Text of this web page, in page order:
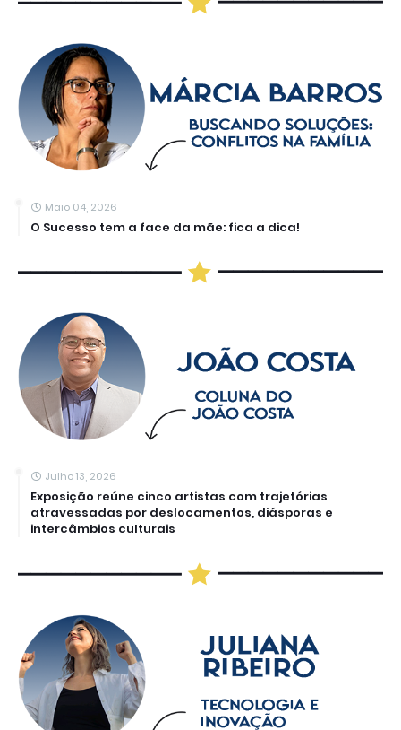
Maio 04, 2026
O Sucesso tem a face da mãe: fica a dica!
Julho 13, 2026
Exposição reúne cinco artistas com trajetórias
atravessadas por deslocamentos, diásporas e
intercâmbios culturais